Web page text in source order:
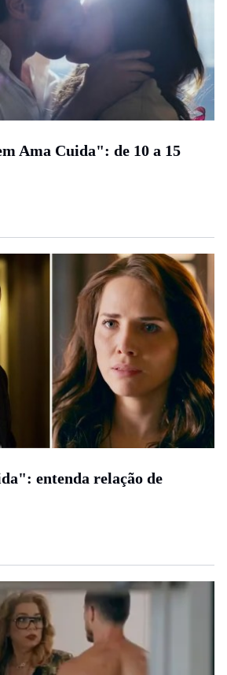
Ama Cuida": de 10 a 15
entenda relação de